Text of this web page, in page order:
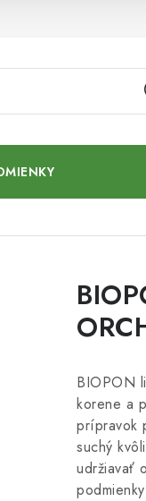
BIOPON
korene a
prípravok
suchý
udržiavať